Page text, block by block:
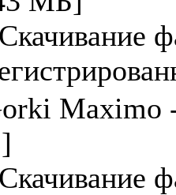
Скачивание
Maximo
Скачивание